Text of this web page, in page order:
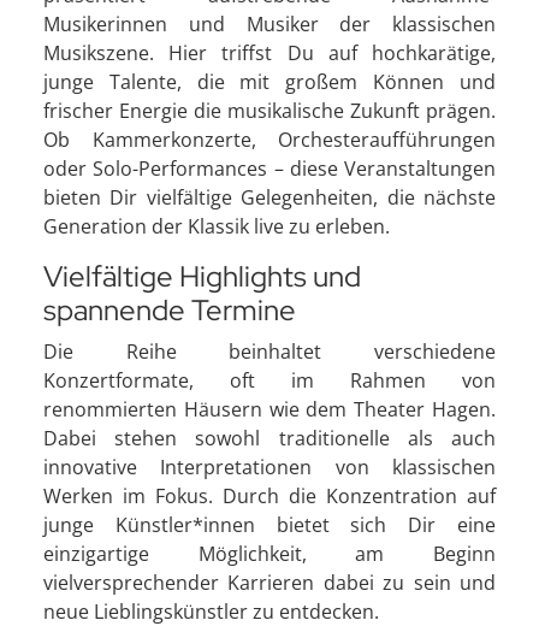
Musikerinnen und Musiker der klassischen
Musikszene. Hier triffst Du auf hochkarätige,
junge Talente, die mit großem Können und
frischer Energie die musikalische Zukunft prägen.
Ob Kammerkonzerte, Orchesteraufführungen
oder Solo-Performances – diese Veranstaltungen
bieten Dir vielfältige Gelegenheiten, die nächste
Generation der Klassik live zu erleben.
Vielfältige Highlights und
spannende Termine
Die Reihe beinhaltet verschiedene
Konzertformate, oft im Rahmen von
renommierten Häusern wie dem Theater Hagen.
Dabei stehen sowohl traditionelle als auch
innovative Interpretationen von klassischen
Werken im Fokus. Durch die Konzentration auf
junge Künstler*innen bietet sich Dir eine
einzigartige Möglichkeit, am Beginn
vielversprechender Karrieren dabei zu sein und
neue Lieblingskünstler zu entdecken.